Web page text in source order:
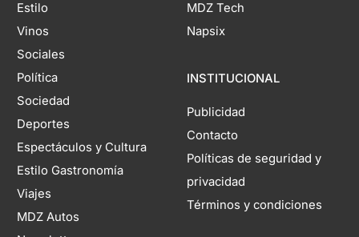
Estilo
Vinos
Sociales
Política
Sociedad
Deportes
Espectáculos y Cultura
Estilo Gastronomía
Viajes
MDZ Autos
MDZ Tech
Napsix
INSTITUCIONAL
Publicidad
Contacto
Políticas de seguridad y
privacidad
Términos y condiciones